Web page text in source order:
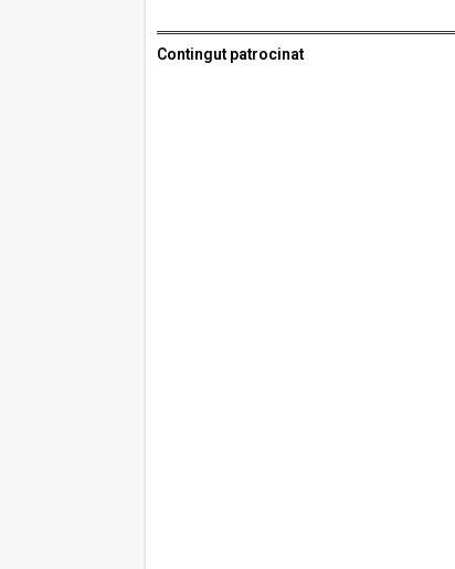
Contingut patrocinat